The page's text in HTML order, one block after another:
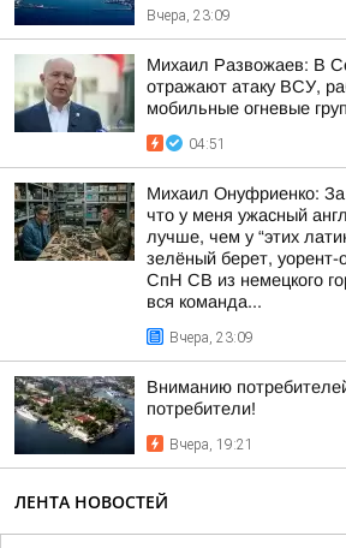
Вчера, 23:09
Михаил Развожаев: В
отражают атаку ВСУ,
мобильные огневые
04:51
Михаил Онуфриенко: За
что у меня ужасный
лучше, чем у “этих
зелёный берет, уорент-
СпН СВ из немецкого
вся команда...
Вчера, 23:09
Вниманию
потребители!
Вчера, 19:21
ЛЕНТА НОВОСТЕЙ